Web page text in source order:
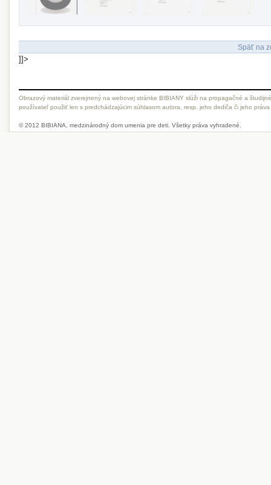
Späť na
]]>
Obrazový materiál zverejnený na webovej stránke BIBIANY slúži na propagačné a
používateľ použiť len s predchádzajúcim súhlasom autora, resp. jeho dediča či jeho
© 2012 BIBIANA, medzinárodný dom umenia pre deti. Všetky práva vyhradené.